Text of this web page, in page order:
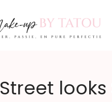
Street looks